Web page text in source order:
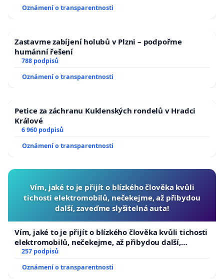
Oznámení o transparentnosti
Zastavme zabíjení holubů v Plzni – podpořme
humánní řešení
788 podpisů
Oznámení o transparentnosti
Petice za záchranu Kuklenských rondelů v Hradci
Králové
6 960 podpisů
Oznámení o transparentnosti
Vím, jaké to je přijít o blízkého člověka kvůli
tichosti elektromobilů, nečekejme, až přibydou
další, zaveďme slyšitelná auta!
Vím, jaké to je přijít o blízkého člověka kvůli tichosti
elektromobilů, nečekejme, až přibydou další,
zaveďme slyšitelná auta!
257 podpisů
Oznámení o transparentnosti